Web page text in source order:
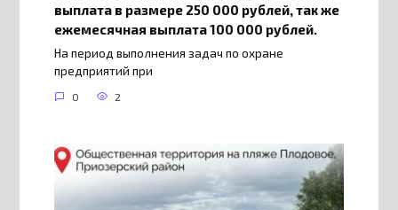
выплата в размере 250 000 рублей, так же
ежемесячная выплата 100 000 рублей.
На период выполнения задач по охране
предприятий при
0 2